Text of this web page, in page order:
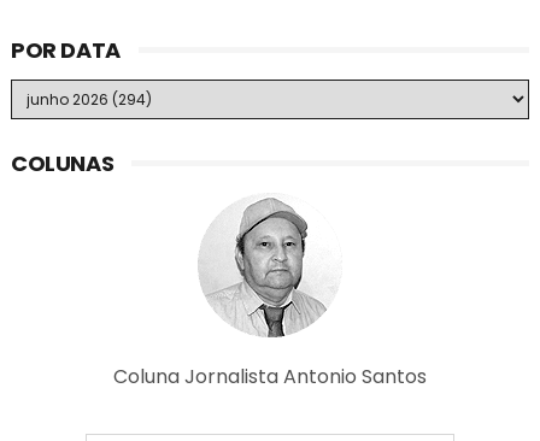
POR DATA
COLUNAS
Coluna Jornalista Antonio Santos